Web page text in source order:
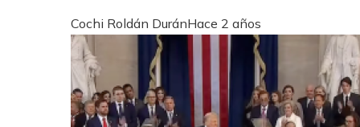
Cochi Roldán DuránHace 2 años